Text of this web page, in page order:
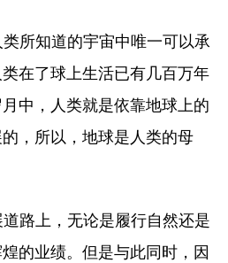
所知道的宇宙中唯一可以承
在了球上生活已有几百万年
中，人类就是依靠地球上的
，所以，地球是人类的母
路上，无论是履行自然还是
的业绩。但是与此同时，因